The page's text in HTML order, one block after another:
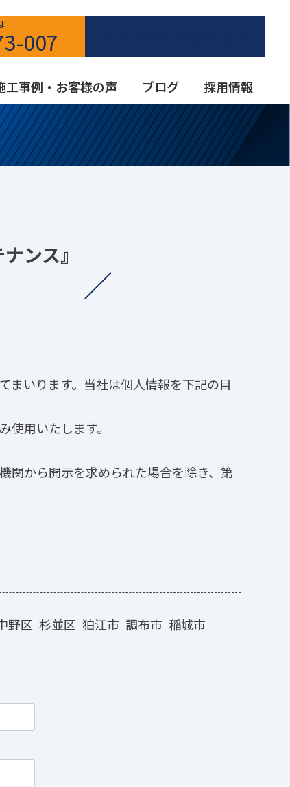
007
工事例・お客様の声 ブログ 採用情報
ンス』
まいります。当社は個人情報を下記の目
用いたします。
関から開示を求められた場合を除き、第
野区 杉並区 狛江市 調布市 稲城市